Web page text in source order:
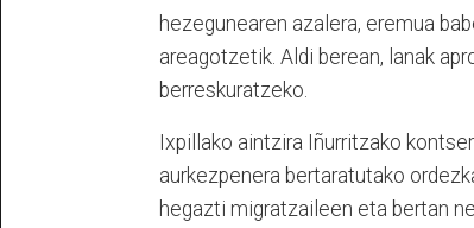
hezegunearen azalera, eremua
areagotzetik. Aldi berean, lanak
berreskuratzeko.
Ixpillako aintzira Iñurritzako
aurkezpenera bertaratutako
hegazti migratzaileen eta bertan